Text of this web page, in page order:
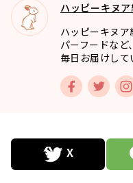
ハッピーキヌ
ハッピーキヌ
パーフードな
毎日お届けし